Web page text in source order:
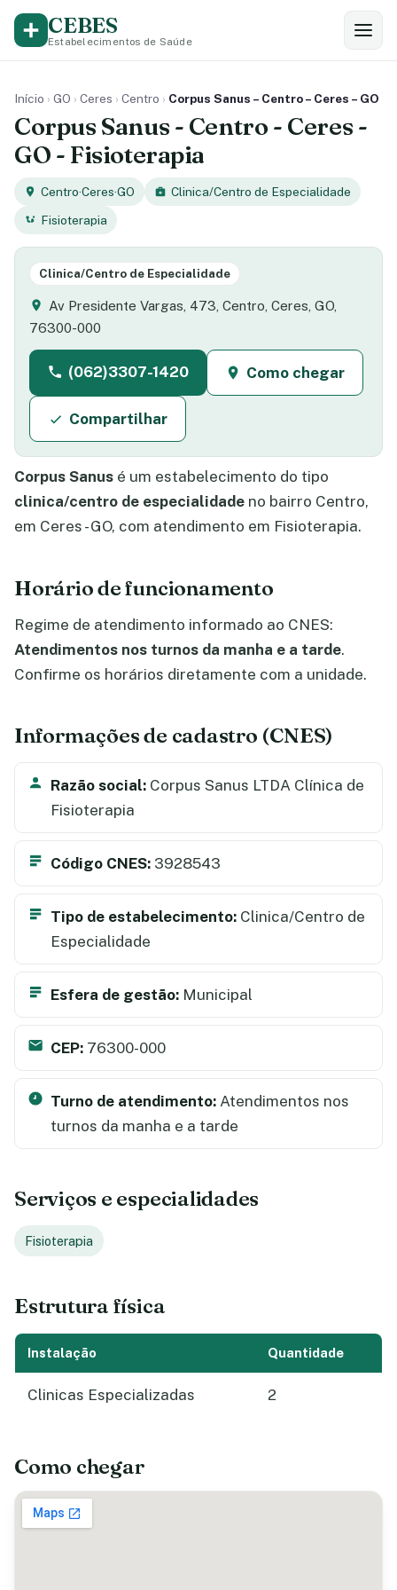
CEBES
Estabelecimentos de Saúde
Início › GO › Ceres › Centro › Corpus Sanus – Centro – Ceres – GO
Corpus Sanus - Centro - Ceres -
GO - Fisioterapia
Centro·Ceres·GO
Clinica/Centro de Especialidade
Fisioterapia
Clinica/Centro de Especialidade
Av Presidente Vargas, 473, Centro, Ceres, GO,
76300-000
(062)3307-1420 Como chegar
Compartilhar
Corpus Sanus é um estabelecimento do tipo
clinica/centro de especialidade no bairro Centro,
em Ceres - GO, com atendimento em Fisioterapia.
Horário de funcionamento
Regime de atendimento informado ao CNES:
Atendimentos nos turnos da manha e a tarde.
Confirme os horários diretamente com a unidade.
Informações de cadastro (CNES)
Razão social: Corpus Sanus LTDA Clínica de
Fisioterapia
Código CNES: 3928543
Tipo de estabelecimento: Clinica/Centro de
Especialidade
Esfera de gestão: Municipal
CEP: 76300-000
Turno de atendimento: Atendimentos nos
turnos da manha e a tarde
Serviços e especialidades
Fisioterapia
Estrutura física
Instalação Quantidade
Clinicas Especializadas 2
Como chegar